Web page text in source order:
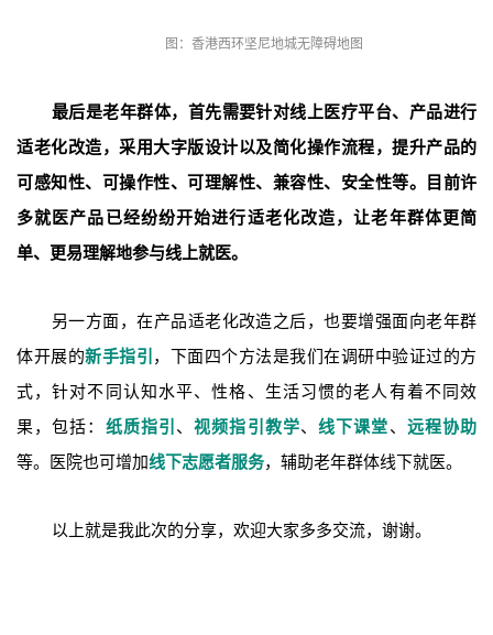
图：香港西环坚尼地城无障碍地图
最后是老年群体，首先需要针对线上医疗平台、产品进行
适老化改造，采用大字版设计以及简化操作流程，提升产品的
可感知性、可操作性、可理解性、兼容性、安全性等。目前许
多就医产品已经纷纷开始进行适老化改造，让老年群体更简
单、更易理解地参与线上就医。
另一方面，在产品适老化改造之后，也要增强面向老年群
体开展的新手指引，下面四个方法是我们在调研中验证过的方
式，针对不同认知水平、性格、生活习惯的老人有着不同效
果，包括： 纸质指引、视频指引教学、线下课堂、 远程协助
等。医院也可增加线下志愿者服务，辅助老年群体线下就医。
以上就是我此次的分享，欢迎大家多多交流，谢谢。